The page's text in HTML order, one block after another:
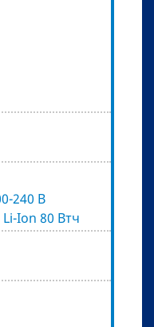
240 В
Ion 80 Втч